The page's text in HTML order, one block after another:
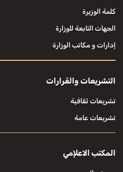
كلمة الوزيرة
الجهات التابعة للوزارة
إدارات و مكاتب الوزارة
التشريعات والقرارات
تشريعات ثقافية
تشريعات عامة
المكتب الاعلإمي